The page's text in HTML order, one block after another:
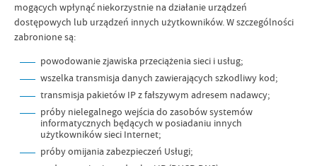
mogących wpłynąć niekorzystnie na działanie urządzeń
dostępowych lub urządzeń innych użytkowników. W szczególności
zabronione są:
powodowanie zjawiska przeciążenia sieci i usług;
wszelka transmisja danych zawierających szkodliwy kod;
transmisja pakietów IP z fałszywym adresem nadawcy;
próby nielegalnego wejścia do zasobów systemów
informatycznych będących w posiadaniu innych
użytkowników sieci Internet;
próby omijania zabezpieczeń Usługi;